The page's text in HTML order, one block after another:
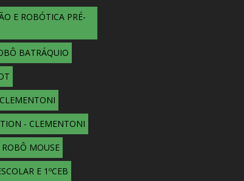
E ROBÓTICA PRÉ-
BATRÁQUIO
- CLEMENTONI
ROBÔ MOUSE
E 1ºCEB